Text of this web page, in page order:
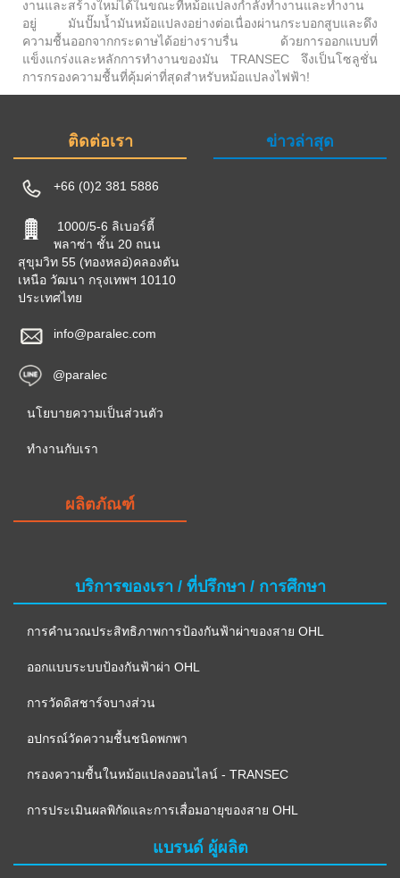
งานและสร้างใหม่ได้ในขณะที่หม้อแปลงกำลังทำงานและทำงาน
อยู่ มันปั๊มน้ำมันหม้อแปลงอย่างต่อเนื่องผ่านกระบอกสูบและดึง
ความชื้นออกจากกระดาษได้อย่างราบรื่น ด้วยการออกแบบที่
แข็งแกร่งและหลักการทำงานของมัน TRANSEC จึงเป็นโซลูชั่น
การกรองความชื้นที่คุ้มค่าที่สุดสำหรับหม้อแปลงไฟฟ้า!
ติดต่อเรา
+66 (0)2 381 5886
1000/5-6 ลิเบอร์ตี้
พลาซ่า ชั้น 20 ถนน
สุขุมวิท 55 (ทองหลอ่)คลองตัน
เหนือ วัฒนา กรุงเทพฯ 10110
ประเทศไทย
info@paralec.com
@paralec
นโยบายความเป็นส่วนตัว
ทำงานกับเรา
ข่าวล่าสุด
ผลิตภัณฑ์
บริการของเรา / ที่ปรึกษา / การศึกษา
การคำนวณประสิทธิภาพการป้องกันฟ้าผ่าของสาย OHL
ออกแบบระบบป้องกันฟ้าผ่า OHL
การวัดดิสชาร์จบางส่วน
อปกรณ์วัดความชื้นชนิดพกพา
กรองความชื้นในหม้อแปลงออนไลน์ - TRANSEC
การประเมินผลพิกัดและการเสื่อมอายุของสาย OHL
แบรนด์ ผู้ผลิต